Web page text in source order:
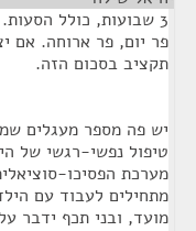
3 שבועות, כולל
פר יום, פר ארוחה. אם
תקציב בסכום הזה.
יש פה מספר מעגלים
טיפול נפשי-רגשי של
מערכת הפסיכו-
מתחילים לעבוד עם
מועד, ובני תכף ידבר